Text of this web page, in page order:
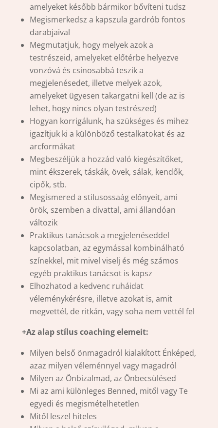
amelyeket később bármikor bővíteni tudsz
Megismerkedsz a kapszula gardrób fontos
darabjaival
Megmutatjuk, hogy melyek azok a
testrészeid, amelyeket előtérbe helyezve
vonzóvá és csinosabbá teszik a
megjelenésedet, illetve melyek azok,
amelyeket ügyesen takargatni kell (de az is
lehet, hogy nincs olyan testrészed)
Hogyan korrigálunk, ha szükséges és mihez
igazítjuk ki a különböző testalkatokat és az
arcformákat
Megbeszéljük a hozzád való kiegészítőket,
mint ékszerek, táskák, övek, sálak, kendők,
cipők, stb.
Megismered a stilusossaág előnyeit, ami
örök, szemben a divattal, ami állandóan
változik
Praktikus tanácsok a megjelenéseddel
kapcsolatban, az egymással kombinálható
színekkel, mit mivel viselj és még számos
egyéb praktikus tanácsot is kapsz
Elhozhatod a kedvenc ruháidat
véleménykérésre, illetve azokat is, amit
megvettél, de ritkán, vagy soha nem vettél fel
+Az alap stílus coaching elemeit:
Milyen belső önmagadról kialakított Énképed,
azaz milyen véleménnyel vagy magadról
Milyen az Önbizalmad, az Önbecsülésed
Mi az ami különleges Benned, mitől vagy Te
egyedi és megismételhetetlen
Mitől leszel hiteles